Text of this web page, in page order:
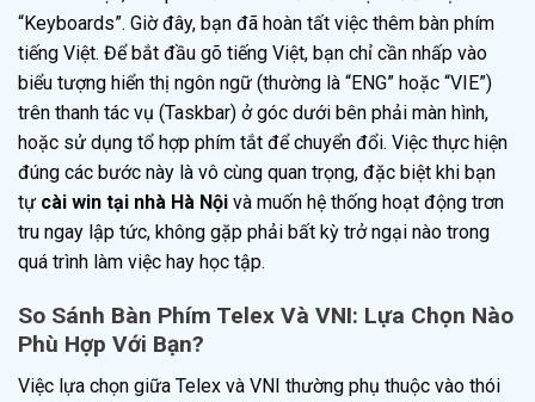
“Keyboards”. Giờ đây, bạn đã hoàn tất việc thêm bàn phím
tiếng Việt. Để bắt đầu gõ tiếng Việt, bạn chỉ cần nhấp vào
biểu tượng hiển thị ngôn ngữ (thường là “ENG” hoặc “VIE”)
trên thanh tác vụ (Taskbar) ở góc dưới bên phải màn hình,
hoặc sử dụng tổ hợp phím tắt để chuyển đổi. Việc thực hiện
đúng các bước này là vô cùng quan trọng, đặc biệt khi bạn
tự cài win tại nhà Hà Nội và muốn hệ thống hoạt động trơn
tru ngay lập tức, không gặp phải bất kỳ trở ngại nào trong
quá trình làm việc hay học tập.
So Sánh Bàn Phím Telex Và VNI: Lựa Chọn Nào
Phù Hợp Với Bạn?
Việc lựa chọn giữa Telex và VNI thường phụ thuộc vào thói